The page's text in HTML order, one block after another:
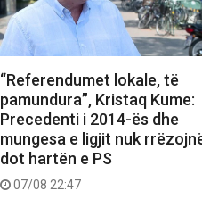
“Referendumet lokale, të
pamundura”, Kristaq Kume:
Precedenti i 2014-ës dhe
mungesa e ligjit nuk
dot hartën e PS
07/08 22:47